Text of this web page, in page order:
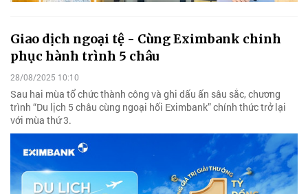
Giao dịch ngoại tệ - Cùng Eximbank chinh
phục hành trình 5 châu
28/08/2025 10:10
Sau hai mùa tổ chức thành công và ghi dấu ấn sâu sắc, chương
trình “Du lịch 5 châu cùng ngoại hối Eximbank” chính thức trở lại
với mùa thứ 3.